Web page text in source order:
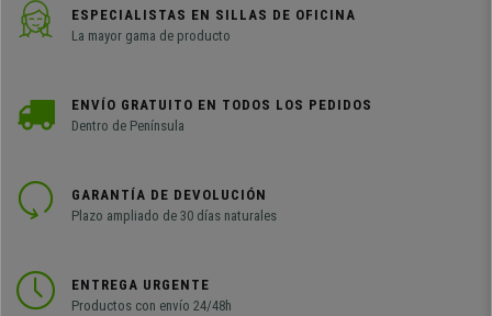
ESPECIALISTAS EN SILLAS DE OFICINA
La mayor gama de producto
ENVÍO GRATUITO EN TODOS LOS PEDIDOS
Dentro de Península
GARANTÍA DE DEVOLUCIÓN
Plazo ampliado de 30 días naturales
ENTREGA URGENTE
Productos con envío 24/48h